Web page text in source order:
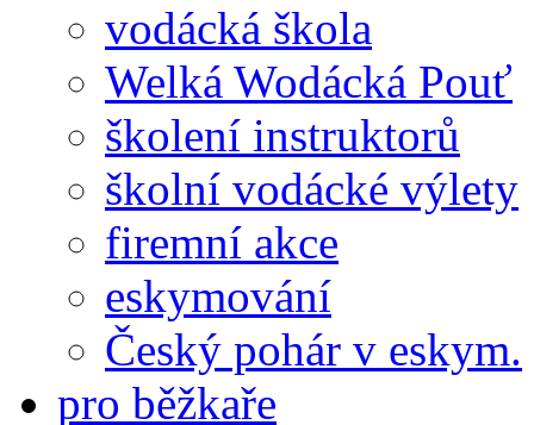
vodácká škola
Welká Wodácká Pouť
školení instruktorů
školní vodácké výlety
firemní akce
eskymování
Český pohár v eskym.
pro běžkaře